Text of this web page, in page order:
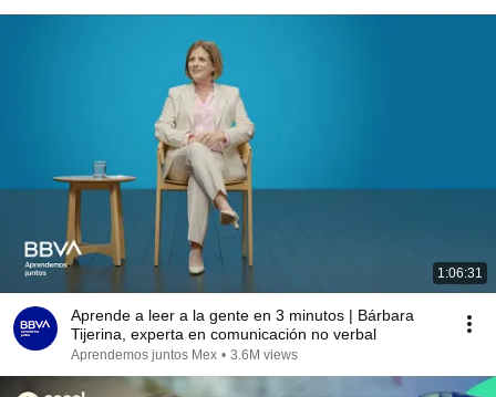
1:06:31
Aprende a leer a la gente en 3 minutos | Bárbara
Tijerina, experta en comunicación no verbal
Aprendemos juntos Mex • 3.6M views